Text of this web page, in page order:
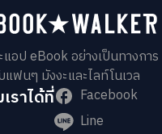
แอป eBook อย่างเป็นทางการ
ฟนๆ มังงะและไลท์โนเวล
ราได้ที่
Facebook
Line